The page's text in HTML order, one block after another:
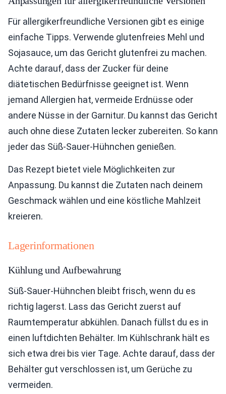
Für allergikerfreundliche Versionen gibt es einige
einfache Tipps. Verwende glutenfreies Mehl und
Sojasauce, um das Gericht glutenfrei zu machen.
Achte darauf, dass der Zucker für deine
diätetischen Bedürfnisse geeignet ist. Wenn
jemand Allergien hat, vermeide Erdnüsse oder
andere Nüsse in der Garnitur. Du kannst das Gericht
auch ohne diese Zutaten lecker zubereiten. So kann
jeder das Süß-Sauer-Hühnchen genießen.
Das Rezept bietet viele Möglichkeiten zur
Anpassung. Du kannst die Zutaten nach deinem
Geschmack wählen und eine köstliche Mahlzeit
kreieren.
Lagerinformationen
Kühlung und Aufbewahrung
Süß-Sauer-Hühnchen bleibt frisch, wenn du es
richtig lagerst. Lass das Gericht zuerst auf
Raumtemperatur abkühlen. Danach füllst du es in
einen luftdichten Behälter. Im Kühlschrank hält es
sich etwa drei bis vier Tage. Achte darauf, dass der
Behälter gut verschlossen ist, um Gerüche zu
vermeiden.